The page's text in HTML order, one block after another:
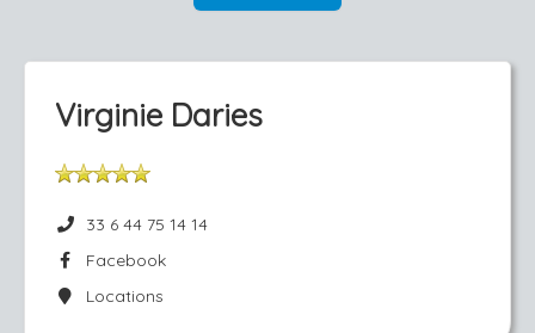
Virginie Daries
33 6 44 75 14 14
Facebook
Locations